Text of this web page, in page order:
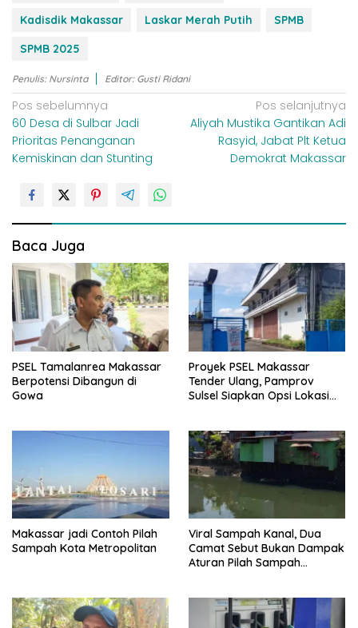
Kadisdik Makassar
Laskar Merah Putih
SPMB
SPMB 2025
Penulis: Nursinta Editor: Gusti Ridani
N
a
v
a
s
i
p
o
s
Pos sebelumnya
60 Desa di Sulbar Jadi
Prioritas Penanganan
Kemiskinan dan Stunting
Pos selanjutnya
Aliyah Mustika Gantikan Adi
Rasyid, Jabat Plt Ketua
Demokrat Makassar
Baca Juga
PSEL Tamalanrea Makassar
Berpotensi Dibangun di
Gowa
Proyek PSEL Makassar
Tender Ulang, Pamprov
Sulsel Siapkan Opsi Lokasi
Makassar jadi Contoh Pilah
Sampah Kota Metropolitan
Viral Sampah Kanal, Dua
Camat Sebut Bukan Dampak
Aturan Pilah Sampah